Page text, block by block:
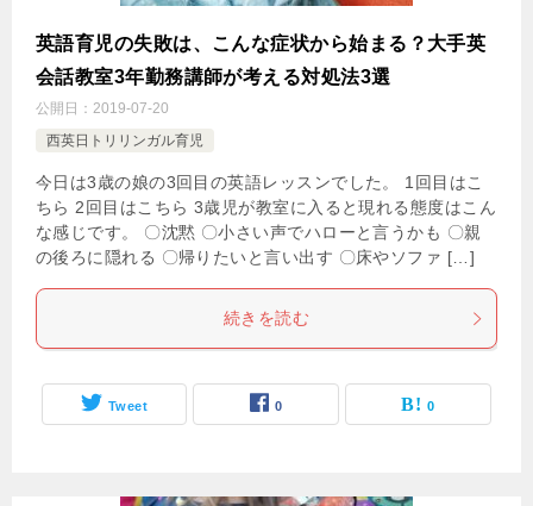
英語育児の失敗は、こんな症状から始まる？大手英
会話教室3年勤務講師が考える対処法3選
公開日： 2019-07-20
西英日トリリンガル育児
今日は3歳の娘の3回目の英語レッスンでした。 1回目はこ
ちら 2回目はこちら 3歳児が教室に入ると現れる態度はこん
な感じです。 〇沈黙 〇小さい声でハローと言うかも 〇親
の後ろに隠れる 〇帰りたいと言い出す 〇床やソファ […]
続きを読む
Tweet 0 0